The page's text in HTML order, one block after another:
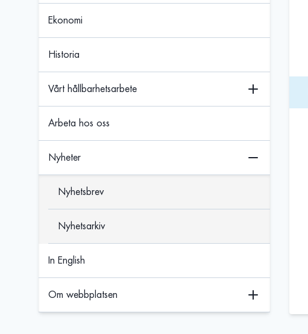
Ekonomi
Historia
Vårt hållbarhetsarbete
Arbeta hos oss
Nyheter
Nyhetsbrev
Nyhetsarkiv
In English
Om webbplatsen